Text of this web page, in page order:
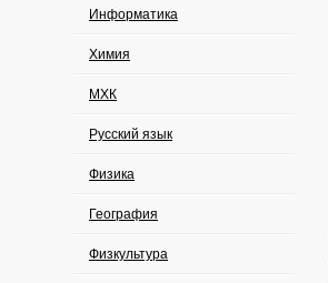
Информатика
Химия
МХК
Русский язык
Физика
География
Физкультура